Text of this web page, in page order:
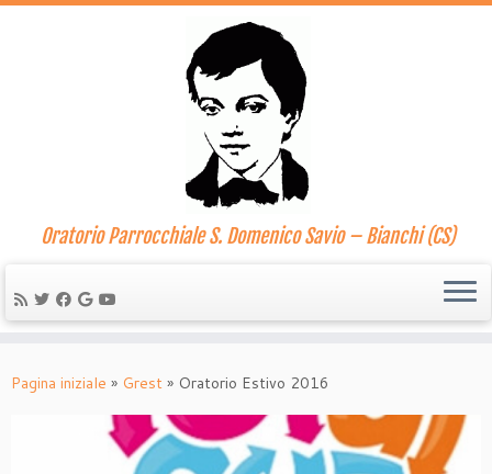
Oratorio Parrocchiale S. Domenico Savio – Bianchi (CS)
Pagina iniziale » Grest » Oratorio Estivo 2016